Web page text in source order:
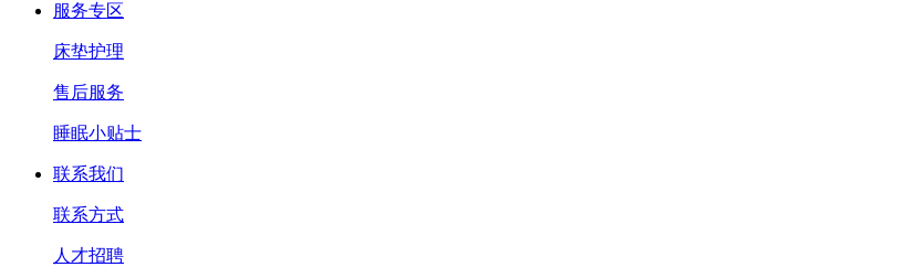
服务专区
床垫护理
售后服务
睡眠小贴士
联系我们
联系方式
人才招聘